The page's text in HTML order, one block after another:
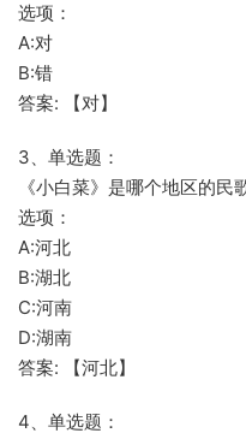
选项：
A:对
B:错
答案: 【对】
3、单选题：
《小白菜》是哪个地区的民
选项：
A:河北
B:湖北
C:河南
D:湖南
答案: 【河北】
4、单选题：